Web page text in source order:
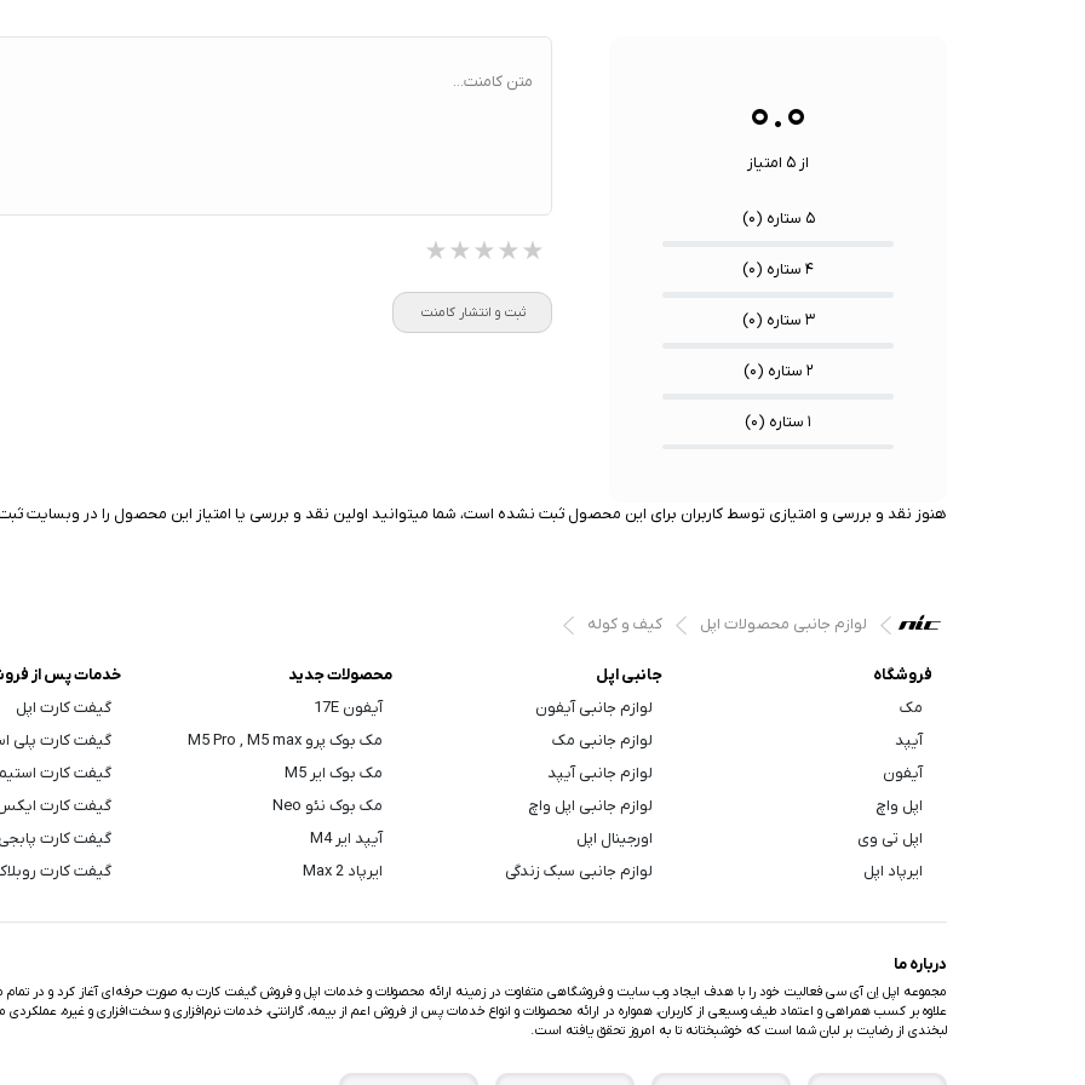
سنسورها:
سنسور سنجش فشار خون / پایش
توان خروجی کل:
۰.۰
از ۵ امتیاز
۵ ستاره ( ۰)
۴ ستاره ( ۰)
۳ ستاره ( ۰)
۲ ستاره ( ۰)
۱ ستاره ( ۰)
متن کامنت...
★★★★★
★★★★★
★★★★★
ثبت و انتشار کامنت
هنوز نقد و بررسی و امتیازی توسط کاربران برای این محصول ثبت نشده است، شما میتوانید اولین نقد و بررسی یا امتیاز این محصول را در وبسایت
لوازم جانبی محصولات اپل کیف و کوله
فروشگاه
مک
آیپد
آیفون
اپل واچ
اپل تی وی
ایرپاد اپل
جانبی اپل
لوازم جانبی آیفون
لوازم جانبی مک
لوازم جانبی آیپد
لوازم جانبی اپل واچ
اورجینال اپل
لوازم جانبی سبک زندگی
محصولات جدید
آیفون 17E
مک بوک پرو M5 Pro , M5 max
مک بوک ایر M5
مک بوک نئو Neo
آیپد ایر M4
ایرپاد Max 2
خدمات پس از
گیفت کارت اپل
گیفت کارت پلی
گیفت کارت
گیفت کارت
گیفت کارت پابجی
گیفت کارت
درباره ما
مجموعه اپل اِن آی سی فعالیت خود را با هدف ایجاد وب سایت و فروشگاهی متفاوت در زمینه ارائه محصولات و خدمات اپل و فروش گیفت کارت به صورت حرفه‌ای آغاز کرد و در تمام
علاوه بر کسب همراهی و اعتماد طیف وسیعی از کاربران، همواره در ارائه محصولات و انواع خدمات پس از فروش اعم از بیمه، گارانتی، خدمات نرم‌افزاری و سخت‌افزاری و غیره،
لبخندی از رضایت بر لبان شما است که خوشبختانه تا به امروز تحقق یافته است.